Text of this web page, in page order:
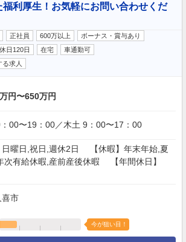
福利厚生！お気軽にお問い合わせくだ
正社員 600万以上
ボーナス・賞与あり
休日120日 在宅
車通勤可
求人
円〜650万円
：00〜19：00／木土 9：00〜17：00
日曜日,祝日,週休2日 【休暇】年末年始,夏
次有給休暇,産前産後休暇 【年間休日】
喜市
今が狙い目！